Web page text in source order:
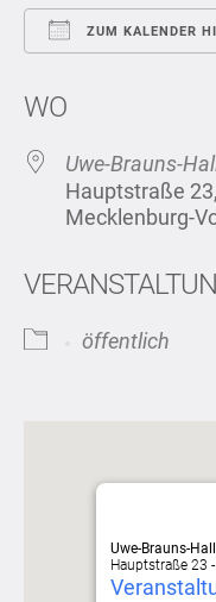
ZUM KALENDER
WO
Uwe-Brauns-
Hauptstraße
Mecklenburg-
öffentlich
Uwe-Brauns-
Hauptstraße 23